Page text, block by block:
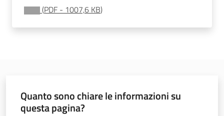
Argomenti
(PDF - 1007,6 KB)
Quanto sono chiare le informazioni su
questa pagina?